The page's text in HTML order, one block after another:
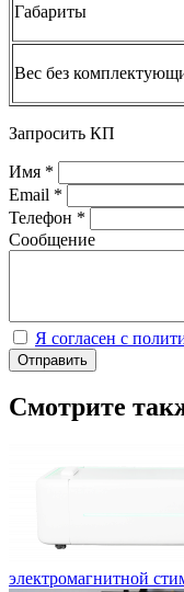
Габариты
Вес без
Запросить КП
Имя *
Email *
Телефон *
Сообщение
Я согласен с
Отправить
Смотрите
электромагнитной